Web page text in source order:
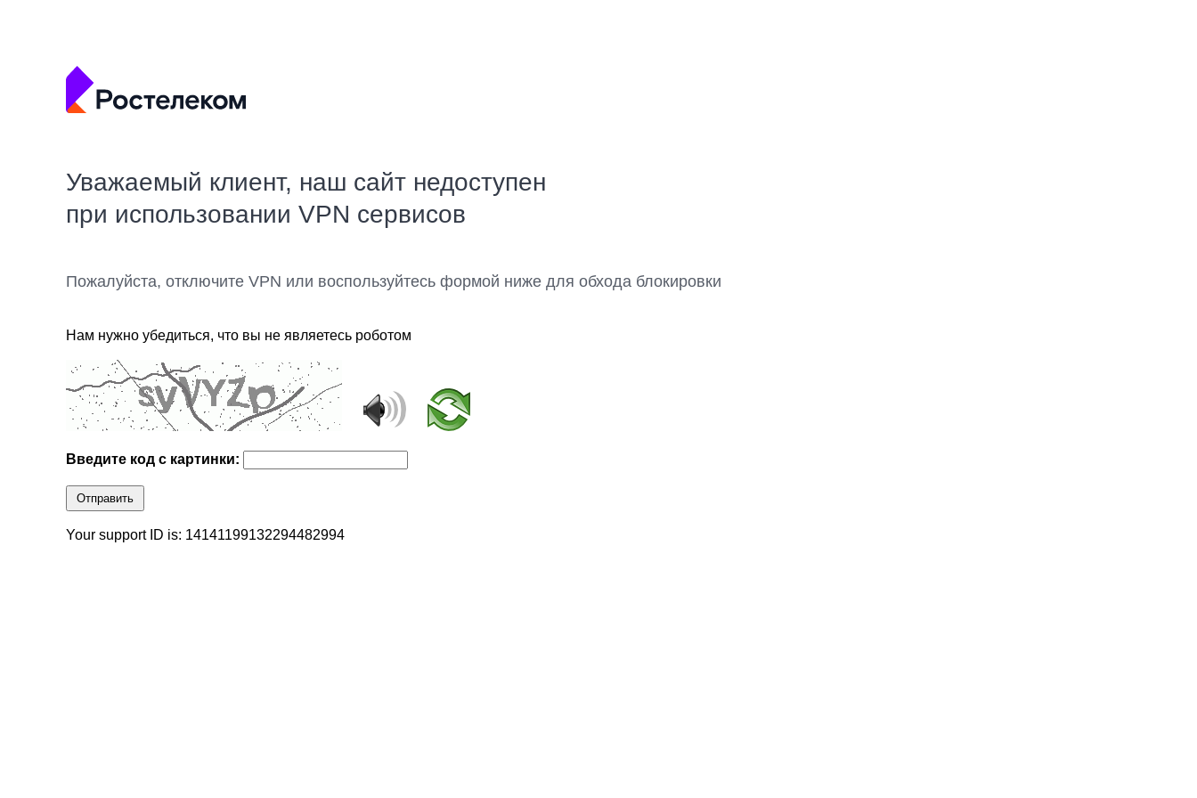
Уважаемый клиент, наш сайт недоступен
при использовании VPN сервисов
Пожалуйста, отключите VPN или воспользуйтесь формой ниже для обхода блокировки
Нам нужно убедиться, что вы не являетесь роботом
Введите код с картинки:
Отправить
Your support ID is: 14141199132294482994